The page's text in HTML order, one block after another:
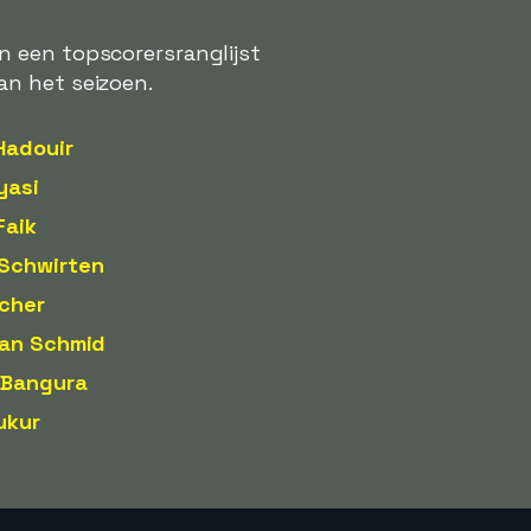
een topscorersranglijst
het seizoen.
Schmid